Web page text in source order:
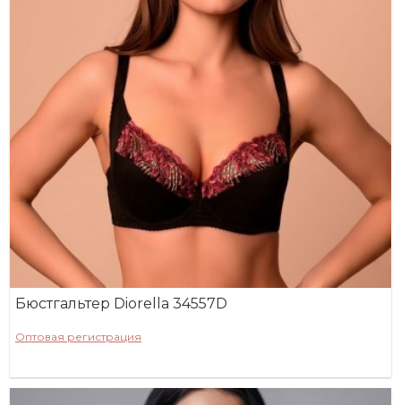
Бюстгальтер Diorella 34557D
Оптовая регистрация